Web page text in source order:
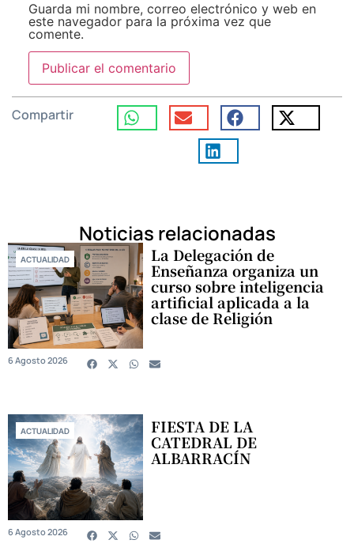
Guarda mi nombre, correo electrónico y web en
este navegador para la próxima vez que
comente.
Compartir
Noticias relacionadas
ACTUALIDAD La Delegación de
Enseñanza organiza un
curso sobre inteligencia
artificial aplicada a la
clase de Religión
6 Agosto 2026
ACTUALIDAD FIESTA DE LA
CATEDRAL DE
ALBARRACÍN
6 Agosto 2026